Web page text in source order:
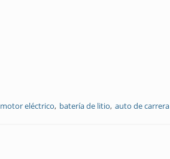
motor eléctrico batería de litio auto de carrera